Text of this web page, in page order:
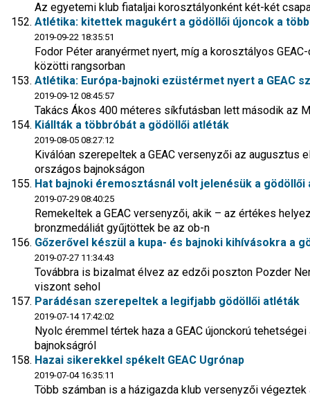
Az egyetemi klub fiataljai korosztályonként két-két
Atlétika: kitettek magukért a gödöllői újoncok a
2019-09-22 18:35:51
Fodor Péter aranyérmet nyert, míg a korosztályos
közötti rangsorban
Atlétika: Európa-bajnoki ezüstérmet nyert a GEAC
2019-09-12 08:45:57
Takács Ákos 400 méteres síkfutásban lett második az
Kiállták a többróbát a gödöllői atléták
2019-08-05 08:27:12
Kiválóan szerepeltek a GEAC versenyzői az
országos bajnokságon
Hat bajnoki éremosztásnál volt jelenésük a gödöllői
2019-07-29 08:40:25
Remekeltek a GEAC versenyzői, akik – az értékes
bronzmedáliát gyűjtöttek be az ob-n
Gőzerővel készül a kupa- és bajnoki kihívásokra a
2019-07-27 11:34:43
Továbbra is bizalmat élvez az edzői poszton Pozder
viszont sehol
Parádésan szerepeltek a legifjabb gödöllői atléták
2019-07-14 17:42:02
Nyolc éremmel tértek haza a GEAC újonckorú
bajnokságról
Hazai sikerekkel spékelt GEAC Ugrónap
2019-07-04 16:35:11
Több számban is a házigazda klub versenyzői